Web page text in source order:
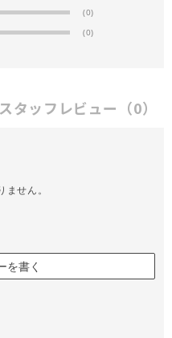
(0)
(0)
スタッフレビュー （0）
ません。
を書く